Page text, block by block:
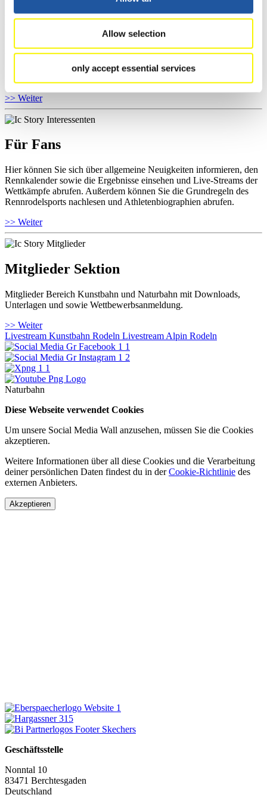
Allow selection
only accept essential services
Für Athleten
Hier können Sie das aktuelle Regelwerk sowie Richtlinien zu
Wettkämpfen, Anti-Doping und Fairplay einsehen, Ergebnislisten
und Informationen zu Wettkämpfen abrufen. Außerdem können Sie
>> Weiter
Für Fans
Hier können Sie sich über allgemeine Neuigkeiten informieren, den
Rennkalender sowie die Ergebnisse einsehen und Live-Streams der
Wettkämpfe abrufen. Außerdem können Sie die Grundregeln des
Rennrodelsports nachlesen und Athletenbiographien abrufen.
>> Weiter
Mitglieder Sektion
Mitglieder Bereich Kunstbahn und Naturbahn mit Downloads,
Unterlagen und sowie Wettbewerbsanmeldung.
>> Weiter
Livestream Kunstbahn Rodeln Livestream Alpin Rodeln
Naturbahn
Diese Webseite verwendet Cookies
Um unsere Social Media Wall anzusehen, müssen Sie die Cookies
akzeptieren.
Weitere Informationen über all diese Cookies und die Verarbeitung
deiner persönlichen Daten findest du in derCookie-Richtlinie des
externen Anbieters.
Akzeptieren
Geschäftsstelle
Nonntal 10
83471 Berchtesgaden
Deutschland